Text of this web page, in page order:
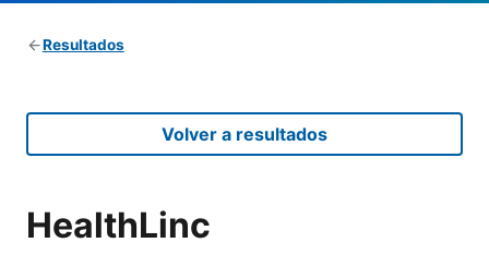
Resultados
Volver a resultados
HealthLinc